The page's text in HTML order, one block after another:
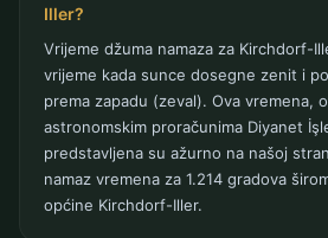
Iller?
Vrijeme džuma namaza za Kirchdorf-
vrijeme kada sunce dosegne zenit i
prema zapadu (zeval). Ova vremena,
astronomskim proračunima Diyanet
predstavljena su ažurno na našoj
namaz vremena za 1.214 gradova
općine Kirchdorf-Iller.